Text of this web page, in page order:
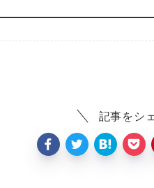
記事をシ